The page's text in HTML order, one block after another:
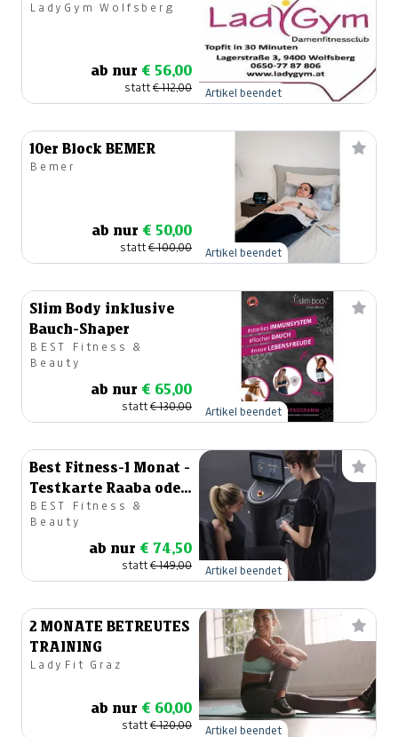
LadyGym Wolfsberg
ab nur € 56,00
statt€ 112,00 Artikel beendet
10er Block BEMER
Bemer
ab nur € 50,00
statt€ 100,00 Artikel beendet
Slim Body inklusive
Bauch-Shaper
BEST Fitness &
Beauty
ab nur € 65,00
statt€ 130,00 Artikel beendet
Best Fitness-1 Monat -
Testkarte Raaba oder
Graz
BEST Fitness &
Beauty
ab nur € 74,50
statt€ 149,00 Artikel beendet
2 MONATE BETREUTES
TRAINING
LadyFit Graz
ab nur € 60,00
statt€ 120,00 Artikel beendet